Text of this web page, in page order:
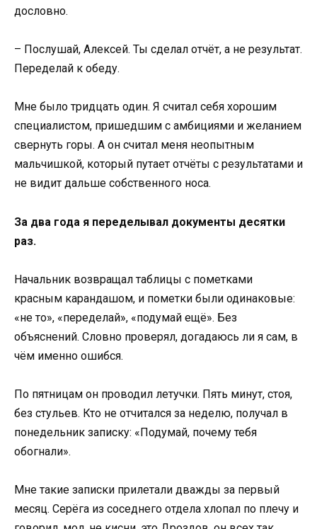
дословно.
– Послушай, Алексей. Ты сделал отчёт, а не результат.
Переделай к обеду.
Мне было тридцать один. Я считал себя хорошим
специалистом, пришедшим с амбициями и желанием
свернуть горы. А он считал меня неопытным
мальчишкой, который путает отчёты с результатами и
не видит дальше собственного носа.
За два года я переделывал документы десятки
раз.
Начальник возвращал таблицы с пометками
красным карандашом, и пометки были одинаковые:
«не то», «переделай», «подумай ещё». Без
объяснений. Словно проверял, догадаюсь ли я сам, в
чём именно ошибся.
По пятницам он проводил летучки. Пять минут, стоя,
без стульев. Кто не отчитался за неделю, получал в
понедельник записку: «Подумай, почему тебя
обогнали».
Мне такие записки прилетали дважды за первый
месяц. Серёга из соседнего отдела хлопал по плечу и